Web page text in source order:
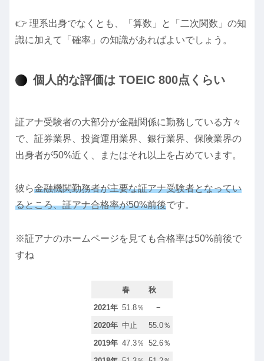
👉 理系出身でなくとも、「算数」と「二次関数」の知
識に加えて「確率」の知識があればよいでしょう。
個人的な評価は TOEIC 800点くらい
証アナ受験者の大部分が金融関係に勤務している方々
で、証券業界、投資運用業界、銀行業界、保険業界の
出身者が50%近く、またはそれ以上を占めています。
彼ら金融機関勤務者が主要な証アナ受験者となってい
るところ、証アナ合格率が50%前後です。
※証アナのホームページを見ても合格率は50%前後で
すね
春
秋
2021年 51.8％
−
2020年 中止
55.0％
2019年 47.3％ 52.6％